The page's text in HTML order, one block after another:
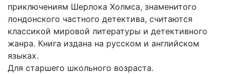
приключениям Шерлока Холмса, знаменитого
лондонского частного детектива, считаются
классикой мировой литературы и детективного
жанра. Книга издана на русском и английском
языках.
Для старшего школьного возраста.